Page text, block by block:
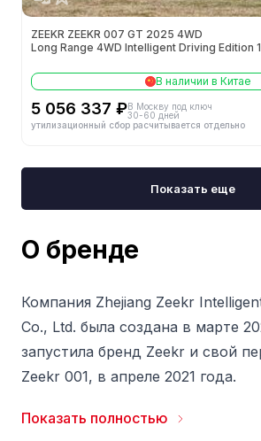
ZEEKR ZEEKR 007 GT 2025 4WD
Long Range 4WD Intelligent Driving Edition
В наличии в Китае
5 056 337 ₽В Москву под ключ
30-60 дней
утилизационный сбор расчитывается отдельно
Показать еще
О бренде
Компания Zhejiang Zeekr
Co., Ltd. была создана в марте
запустила бренд Zeekr и свой
Zeekr 001, в апреле 2021 года.
управляемая данными компания
Показать полностью